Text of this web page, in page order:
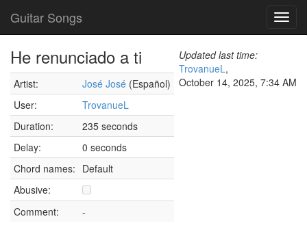
Guitar Songs
He renunciado a ti
Artist: José José (Español)
User:
TrovanueL
Duration:
235 seconds
Delay:
0 seconds
Chord names: Default
Abusive:
Comment:
-
Updated last time:
TrovanueL,
October 14, 2025, 7:34 AM